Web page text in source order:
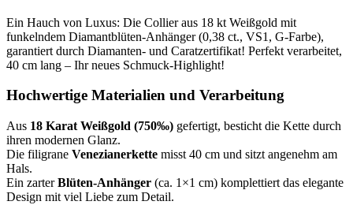
Ein Hauch von Luxus: Die Collier aus 18 kt Weißgold mit
funkelndem Diamantblüten-Anhänger (0,38 ct., VS1, G-Farbe),
garantiert durch Diamanten- und Caratzertifikat! Perfekt verarbeitet,
40 cm lang – Ihr neues Schmuck-Highlight!
Hochwertige Materialien und Verarbeitung
Aus 18 Karat Weißgold (750‰) gefertigt, besticht die Kette durch
ihren modernen Glanz.
Die filigrane Venezianerkette misst 40 cm und sitzt angenehm am
Hals.
Ein zarterBlüten-Anhänger (ca. 1×1 cm) komplettiert das elegante
Design mit viel Liebe zum Detail.